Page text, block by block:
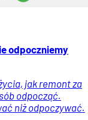
odpoczniemy
jak remont za
odpocząć.
niż odpoczywać.